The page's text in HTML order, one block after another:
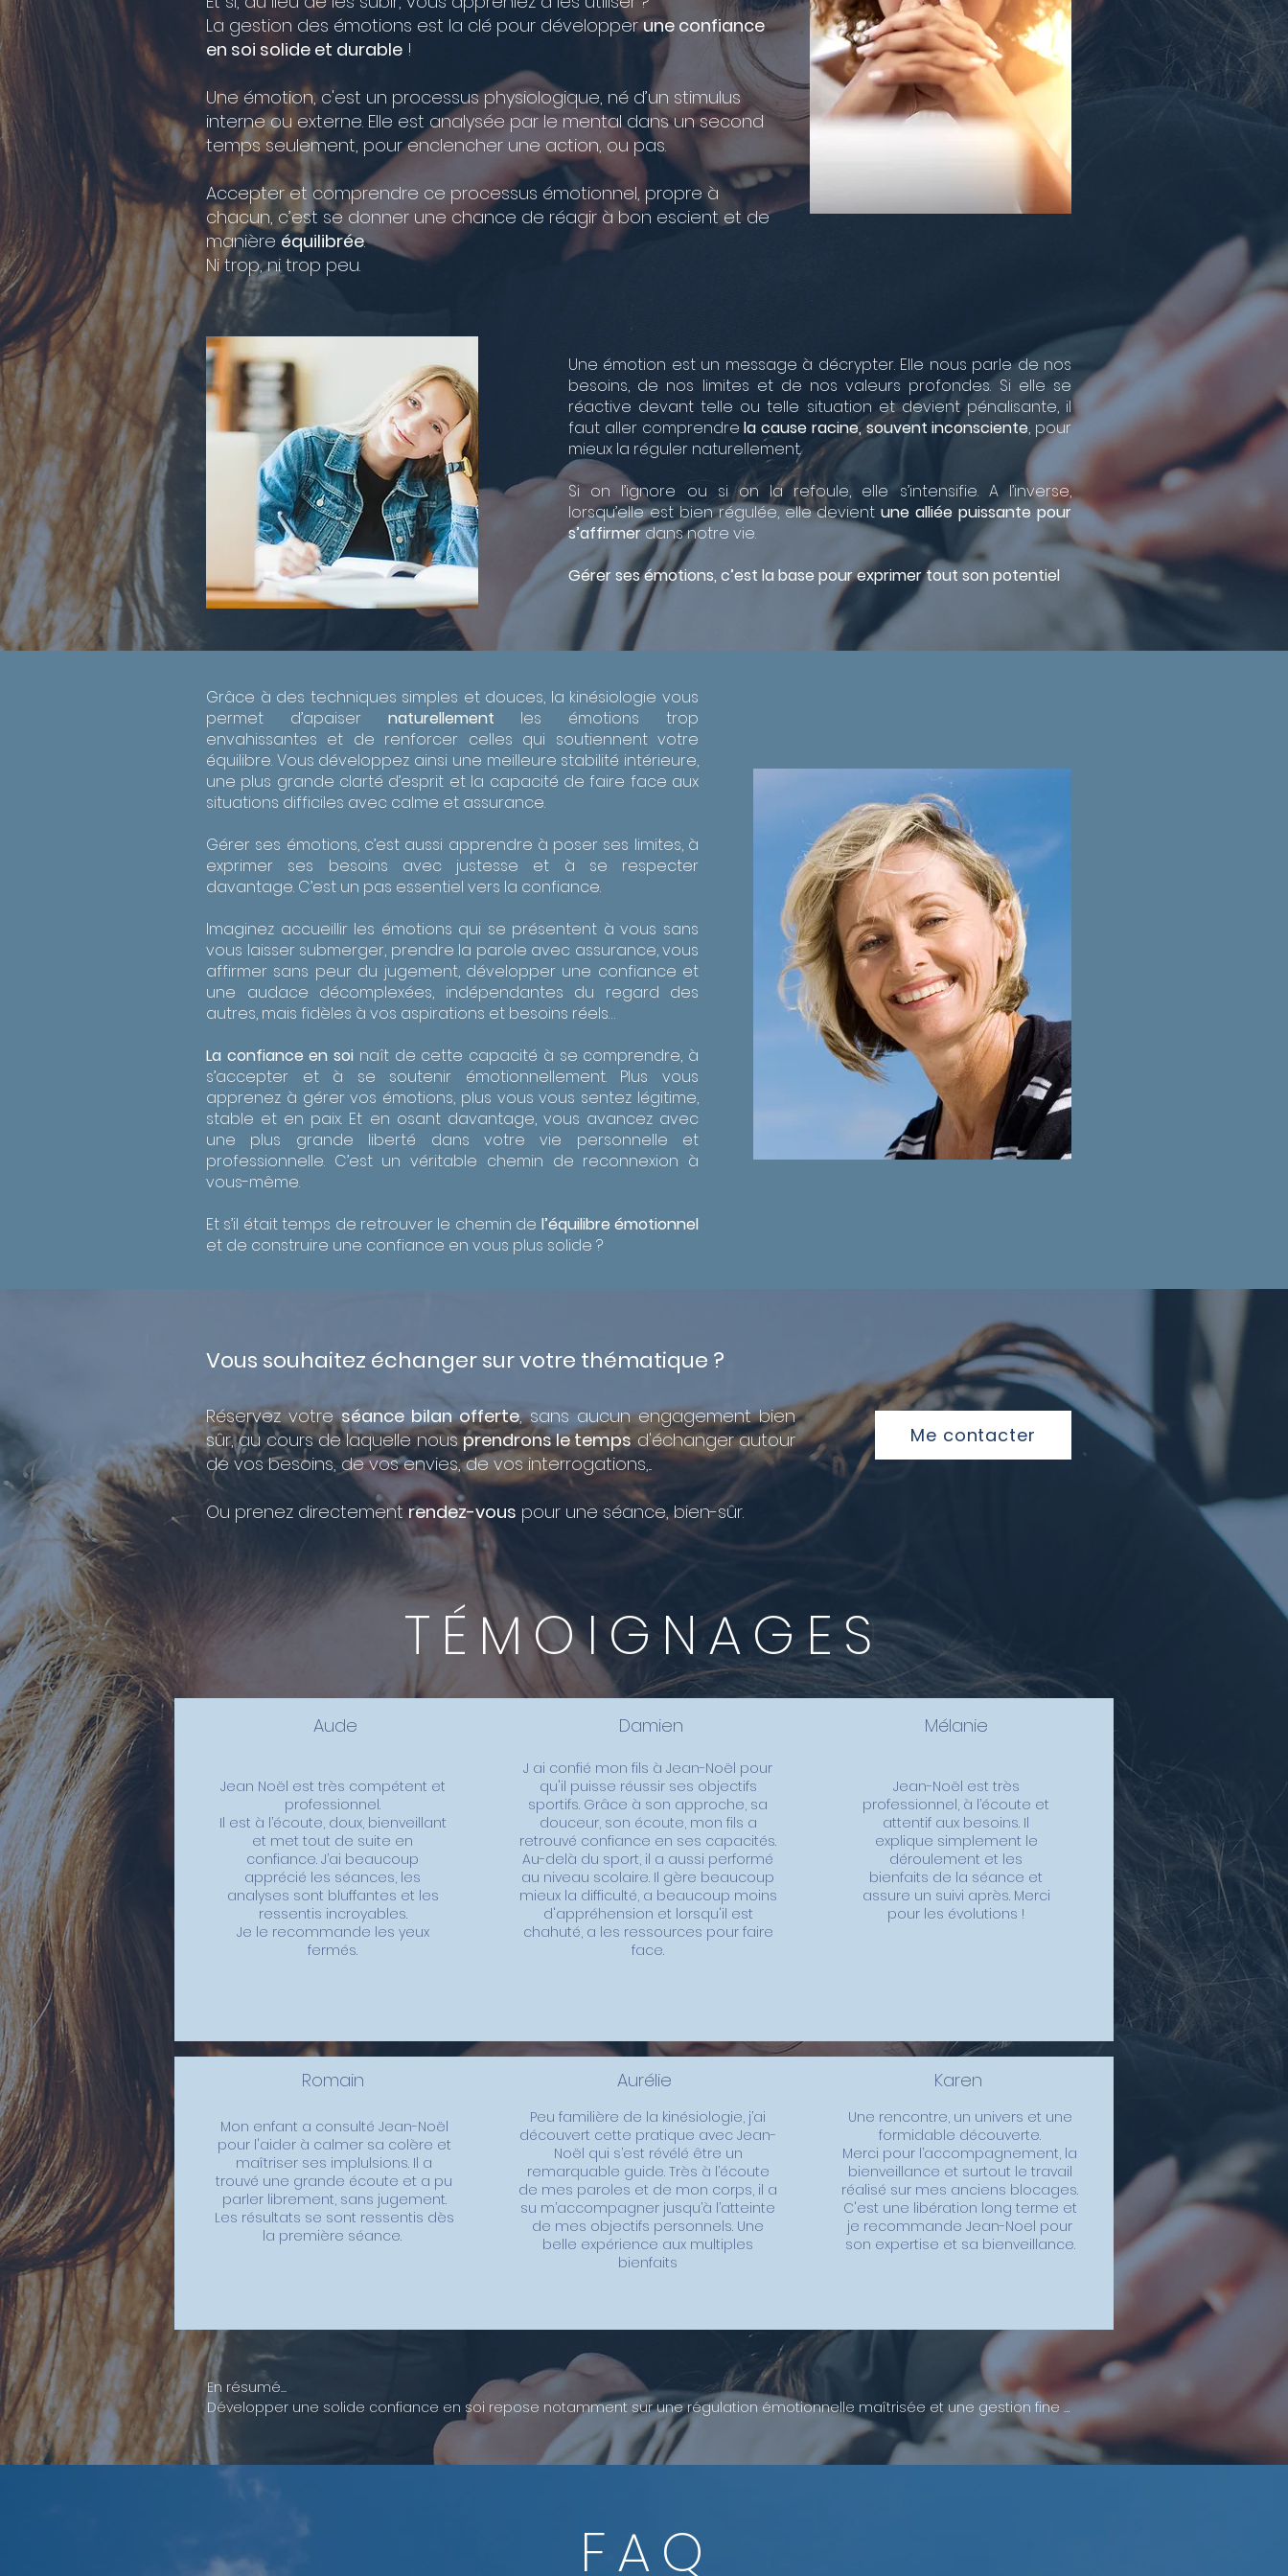
La gestion des émotions est la clé pour développerune confiance
en soi solide et durable !
Une émotion, c'est un processus physiologique, né d’un stimulus
interne ou externe. Elle est analysée par le mental dans un second
temps seulement, pour enclencher une action, ou pas.
Accepter et comprendre ce processus émotionnel, propre à
chacun, c’est se donner une chance de réagir à bon escient et de
manière équilibrée.
Ni trop, ni trop peu.
Une émotion est un message à décrypter. Elle nous parle de nos
besoins, de nos limites et de nos valeurs profondes. Si elle se
réactive devant telle ou telle situation et devient pénalisante, il
faut aller comprendrela cause racine, souvent inconsciente, pour
mieux la réguler naturellement.
Si on l’ignore ou si on la refoule, elle s’intensifie. A l’inverse,
lorsqu’elle est bien régulée, elle devientune alliée puissante pour
s’affirmerdans notre vie.
Gérer ses émotions, c’est la base pour exprimer tout son potentiel
Grâce à des techniques simples et douces, la kinésiologie vous
permet d’apaiser naturellement les émotions trop
envahissantes et de renforcer celles qui soutiennent votre
équilibre. Vous développez ainsi une meilleure stabilité intérieure,
une plus grande clarté d’esprit et la capacité de faire face aux
situations difficiles avec calme et assurance.
Gérer ses émotions, c’est aussi apprendre à poser ses limites, à
exprimer ses besoins avec justesse et à se respecter
davantage. C’est un pas essentiel vers la confiance.
Imaginez accueillir les émotions qui se présentent à vous sans
vous laisser submerger, prendre la parole avec assurance, vous
affirmer sans peur du jugement, développer une confiance et
une audace décomplexées, indépendantes du regard des
autres, mais fidèles à vos aspirations et besoins réels…
La confiance en soi naît de cette capacité à se comprendre, à
s’accepter et à se soutenir émotionnellement. Plus vous
apprenez à gérer vos émotions, plus vous vous sentez légitime,
stable et en paix. Et en osant davantage, vous avancez avec
une plus grande liberté dans votre vie personnelle et
professionnelle. C’est un véritable chemin de reconnexion à
vous-même.
Et s’il était temps de retrouver le chemin de l’équilibre émotionnel
et de construire une confiance en vous plus solide ?
Vous souhaitez échanger sur votre thématique ?
Réservez votreséance bilan offerte, sans aucun engagement bien
sûr, au cours de laquelle nousprendrons le tempsd'échanger autour
de vos besoins, de vos envies, de vos interrogations,...
Ou prenez directementrendez-vous pour une séance, bien-sûr.
Me contacter
TÉMOIGNAGES
Aude
Jean Noël est très compétent et
professionnel.
Il est à l’écoute, doux, bienveillant
et met tout de suite en
confiance. J’ai beaucoup
apprécié les séances, les
analyses sont bluffantes et les
ressentis incroyables.
Je le recommande les yeux
fermés.
Damien
J ai confié mon fils à Jean-Noël pour
qu'il puisse réussir ses objectifs
sportifs. Grâce à son approche, sa
douceur, son écoute, mon fils a
retrouvé confiance en ses capacités.
Au-delà du sport, il a aussi performé
au niveau scolaire. Il gère beaucoup
mieux la difficulté, a beaucoup moins
d'appréhension et lorsqu'il est
chahuté, a les ressources pour faire
face.
Mélanie
Jean-Noël est très
professionnel, à l’écoute et
attentif aux besoins. Il
explique simplement le
déroulement et les
bienfaits de la séance et
assure un suivi après. Merci
pour les évolutions !
Romain
Mon enfant a consulté Jean-Noël
pour l'aider à calmer sa colère et
maîtriser ses implulsions. Il a
trouvé une grande écoute et a pu
parler librement, sans jugement.
Les résultats se sont ressentis dès
la première séance.
Aurélie
Peu familière de la kinésiologie, j’ai
découvert cette pratique avec Jean-
Noël qui s’est révélé être un
remarquable guide. Très à l’écoute
de mes paroles et de mon corps, il a
su m’accompagner jusqu’à l’atteinte
de mes objectifs personnels. Une
belle expérience aux multiples
bienfaits
Karen
Une rencontre, un univers et une
formidable découverte.
Merci pour l’accompagnement, la
bienveillance et surtout le travail
réalisé sur mes anciens blocages.
C'est une libération long terme et
je recommande Jean-Noel pour
son expertise et sa bienveillance.
En résumé...
Développer une solide confiance en soi repose notamment sur une régulation émotionnelle maîtrisée et une gestion fine
de son intelligence émotionnelle. En apprenant à accueillir et comprendre chaque ressenti, qu’il s’agisse d’émotions «
positives » comme la joie ou d’émotions « négatives » telles que la peur ou la tristesse, vous posez les bases d’un bien-être
durable.
votre équilibre émotionnel et ne pas vous laisser envahir lors des moments importants de votre vie. Une manière
d’apprendre à cultiver naturellement la pleine conscience (mindfulness) et le lâcher-prise afin de retrouver un calme
essentiel face aux aléas du quotidien.
FAQ